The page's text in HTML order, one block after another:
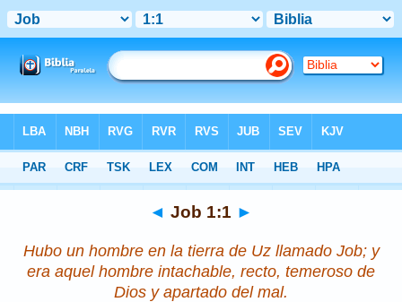
>Job> Capítulo 1> Verso 1
◄ Job 1:1 ►
Hubo un hombre en la tierra de Uz llamado Job; y
era aquel hombre intachable, recto, temeroso de
Dios y apartado del mal.